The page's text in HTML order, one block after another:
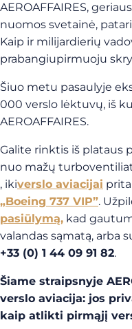
AEROAFFAIRES,
nuomos svetainė,
Kaip ir milijardierių
prabangiupirmuoju
Šiuo metu pasaulyje
000 verslo lėktuvų, iš
AEROAFFAIRES.
Galite rinktis iš plataus
nuo mažų
, ikiverslo aviacijai
„Boeing 737 VIP”.
pasiūlymą, kad
valandas sąmatą, arba
+33 (0) 1 44 09 91 82.
Šiame straipsnyje
verslo aviacija: jos
kaip atlikti pirmąjį